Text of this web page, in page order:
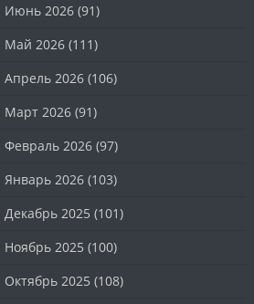
Июнь 2026(91)
Май 2026(111)
Апрель 2026(106)
Март 2026(91)
Февраль 2026(97)
Январь 2026(103)
Декабрь 2025 (101)
Ноябрь 2025 (100)
Октябрь 2025 (108)